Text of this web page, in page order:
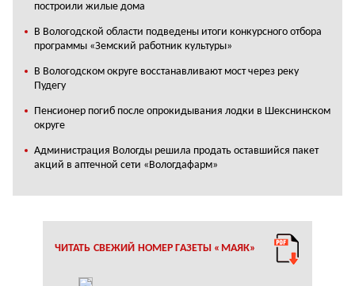
построили жилые дома
В Вологодской области подведены итоги конкурсного отбора
программы «Земский работник культуры»
В Вологодском округе восстанавливают мост через реку
Пудегу
Пенсионер погиб после опрокидывания лодки в Шекснинском
округе
Администрация Вологды решила продать оставшийся пакет
акций в аптечной сети «Вологдафарм»
ЧИТАТЬ СВЕЖИЙ НОМЕР ГАЗЕТЫ «МАЯК»